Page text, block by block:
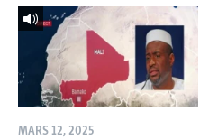
MARS 12, 2025